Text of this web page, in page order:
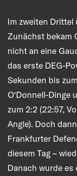
Im zweiten Drittel
Zunächst bekam
nicht an eine
das erste DEG-
Sekunden bis
O‘Donnell-Dinge
zum 2:2 (22:57,
Angle). Doch
Frankfurter
diesem Tag –
Danach wurde es